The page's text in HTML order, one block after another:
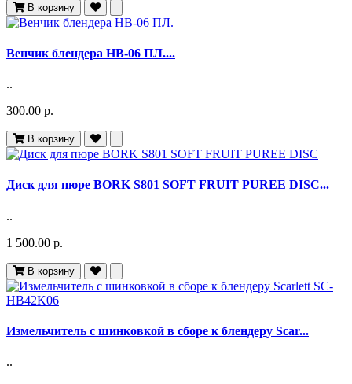
В корзину
Венчик блендера HB-06 ПЛ....
..
300.00 р.
В корзину
Диск для пюре BORK S801 SOFT FRUIT PUREE DISC...
..
1 500.00 р.
В корзину
Измельчитель с шинковкой в сборе к блендеру Scar...
..